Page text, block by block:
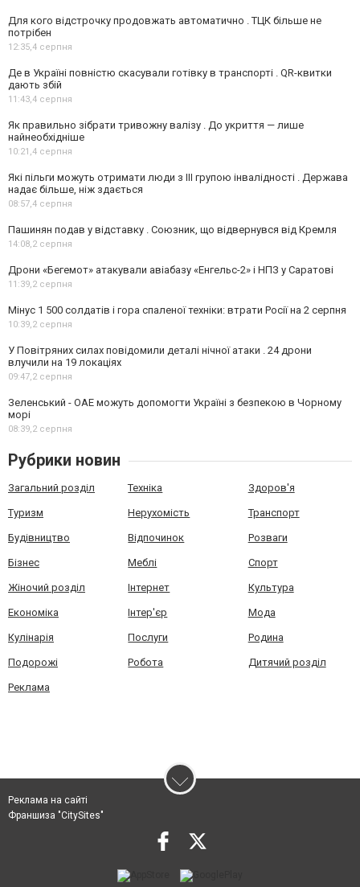
Для кого відстрочку продовжать автоматично . ТЦК більше не
потрібен
12:35,4 серпня
Де в Україні повністю скасували готівку в транспорті . QR-квитки
дають збій
11:43,4 серпня
Як правильно зібрати тривожну валізу . До укриття — лише
найнеобхідніше
10:21,4 серпня
Які пільги можуть отримати люди з III групою інвалідності . Держава
надає більше, ніж здається
08:57,4 серпня
Пашинян подав у відставку . Союзник, що відвернувся від Кремля
14:08,2 серпня
Дрони «Бегемот» атакували авіабазу «Енгельс-2» і НПЗ у Саратові
11:39,2 серпня
Мінус 1 500 солдатів і гора спаленої техніки: втрати Росії на 2 серпня
10:39,2 серпня
У Повітряних силах повідомили деталі нічної атаки . 24 дрони
влучили на 19 локаціях
09:47,2 серпня
Зеленський - ОАЕ можуть допомогти Україні з безпекою в Чорному
морі
08:39,2 серпня
Рубрики новин
Загальний розділ Техніка Здоров'я
Туризм Нерухомість Транспорт
Будівництво Відпочинок Розваги
Бізнес Меблі Спорт
Жіночий розділ Інтернет Культура
Економіка Інтер'єр Мода
Кулінарія Послуги Родина
Подорожі Робота Дитячий розділ
Реклама
Реклама на сайті
Франшиза "CitySites"